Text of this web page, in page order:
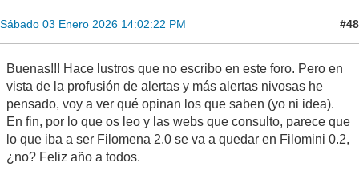
Sábado 03 Enero 2026 14:02:22 PM #48
Buenas!!! Hace lustros que no escribo en este foro. Pero en
vista de la profusión de alertas y más alertas nivosas he
pensado, voy a ver qué opinan los que saben (yo ni idea).
En fin, por lo que os leo y las webs que consulto, parece que
lo que iba a ser Filomena 2.0 se va a quedar en Filomini 0.2,
¿no? Feliz año a todos.